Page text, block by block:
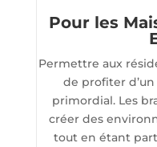
Pour les
Permettre aux
de profiter
primordial. Les
créer des
tout en étant